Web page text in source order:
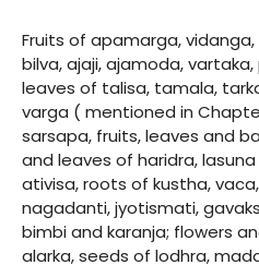
Fruits of apamarga, vidanga,
bilva, ajaji, ajamoda,
leaves of talisa, tamala,
varga ( mentioned in
sarsapa, fruits, leaves and
and leaves of haridra,
ativisa, roots of kustha,
nagadanti, jyotismati,
bimbi and karanja; flowers
alarka, seeds of lodhra,